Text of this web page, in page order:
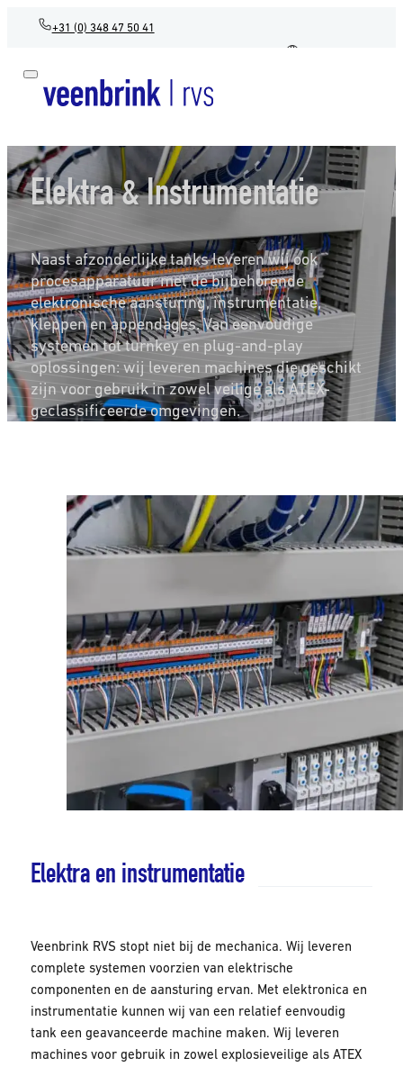
+31 (0) 348 47 50 41
Elektra & Instrumentatie
Naast afzonderlijke tanks leveren wij ook
procesapparatuur met de bijbehorende
elektronische aansturing, instrumentatie,
kleppen en appendages. Van eenvoudige
systemen tot turnkey en plug-and-play
oplossingen: wij leveren machines die geschikt
zijn voor gebruik in zowel veilige als ATEX-
geclassificeerde omgevingen.
Elektra en instrumentatie
Veenbrink RVS stopt niet bij de mechanica. Wij leveren
complete systemen voorzien van elektrische
componenten en de aansturing ervan. Met elektronica en
instrumentatie kunnen wij van een relatief eenvoudig
tank een geavanceerde machine maken. Wij leveren
machines voor gebruik in zowel explosieveilige als ATEX